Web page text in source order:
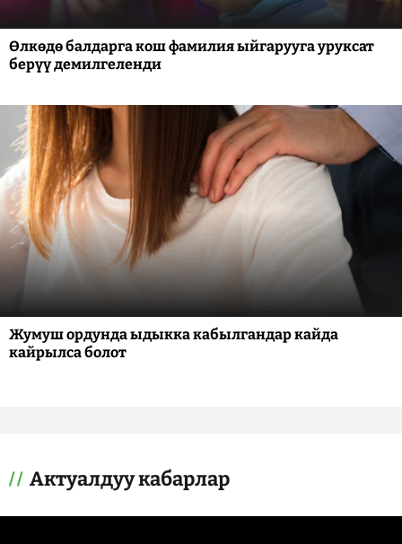
Өлкөдө балдарга кош фамилия ыйгарууга уруксат
берүү демилгеленди
Жумуш ордунда ыдыкка кабылгандар кайда
кайрылса болот
Актуалдуу кабарлар